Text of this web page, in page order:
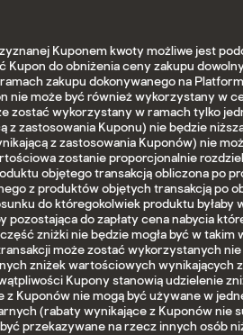
Kuponem kwoty możliwe jest
Kupon do obniżenia ceny zakupu
zakupu dokonywanego na
nie może być również wykorzystany w
zostać wykorzystany w ramach tylko
z zastosowania Kuponu) nie będzie
z zastosowania Kuponów) nie
zostanie proporcjonalnie
objętego transakcją obliczona po
z produktów objętych transakcją po
do któregokolwiek produktu
pozostająca do zapłaty cena nabycia
zniżki nie będzie mogła być w
może zostać wykorzystanych
zniżek wartościowych wynikających
Kupony stanowią udzielenie
z Kuponów nie mogą być używane w
(rabaty wynikające z Kuponów nie
przekazywane na rzecz innych osób